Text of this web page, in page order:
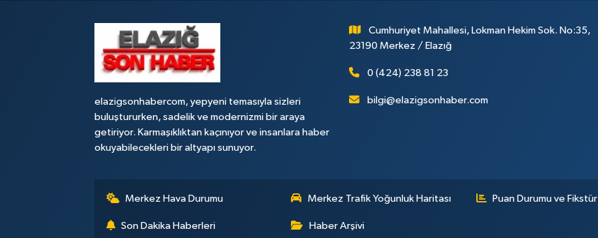
elazigsonhabercom, yepyeni temasıyla sizleri
buluştururken, sadelik ve modernizmi bir araya
getiriyor. Karmaşıklıktan kaçınıyor ve insanlara haber
okuyabilecekleri bir altyapı sunuyor.
Cumhuriyet Mahallesi, Lokman Hekim Sok. No:35,
23190 Merkez / Elazığ
0 (424) 238 81 23
bilgi@elazigsonhaber.com
Merkez Hava Durumu Merkez Trafik Yoğunluk Haritası Puan Durumu ve Fikstür
Son Dakika Haberleri Haber Arşivi